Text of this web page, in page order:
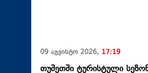
09 აგვისტო 2026, 17:19
თუშეთში ტურისტული